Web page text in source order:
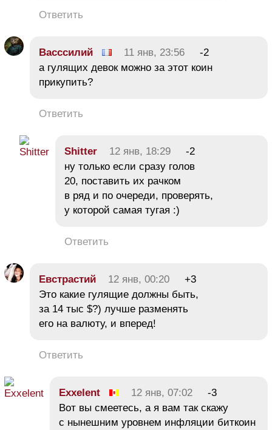
Ответить
Васссилий 11 янв, 23:56
-2
а гулящих девок можно за этот коин
прикупить?
Ответить
Shitter 12 янв, 18:29
-2
ну только если сразу голов
20, поставить их рачком
в ряд и по очереди, проверять,
у которой самая тугая :)
Ответить
Евстрастий 12 янв, 00:20
+3
Это какие гулящие должны быть,
за 14 тыс $?) лучше разменять
его на валюту, и вперед!
Ответить
Exxelent 12 янв, 07:02
-3
Вот вы смеетесь, а я вам так скажу
с нынешним уровнем инфляции биткоин